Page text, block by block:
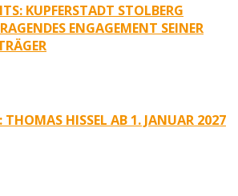
KUPFERSTADT STOLBERG
ENGAGEMENT SEINER
THOMAS HISSEL AB 1. JANUAR 2027